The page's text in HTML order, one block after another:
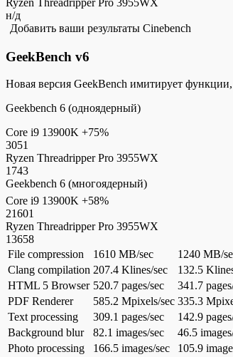
н/д
Добавить ваши результаты Cinebench
GeekBench v6
Новая версия GeekBench имитирует
Geekbench 6 (одноядерный)
Core i9 13900K +75%
3051
Ryzen Threadripper Pro 3955WX
1743
Geekbench 6 (многоядерный)
Core i9 13900K +58%
21601
Ryzen Threadripper Pro 3955WX
13658
File compression
1610 MB/sec
1240 MB/
Clang compilation 207.4 Klines/sec
132.5
HTML 5 Browser 520.7 pages/sec
341.7
PDF Renderer
585.2 Mpixels/sec 335.3
Text processing
309.1 pages/sec
142.9
Background blur
82.1 images/sec
46.5
Photo processing
166.5 images/sec
105.9